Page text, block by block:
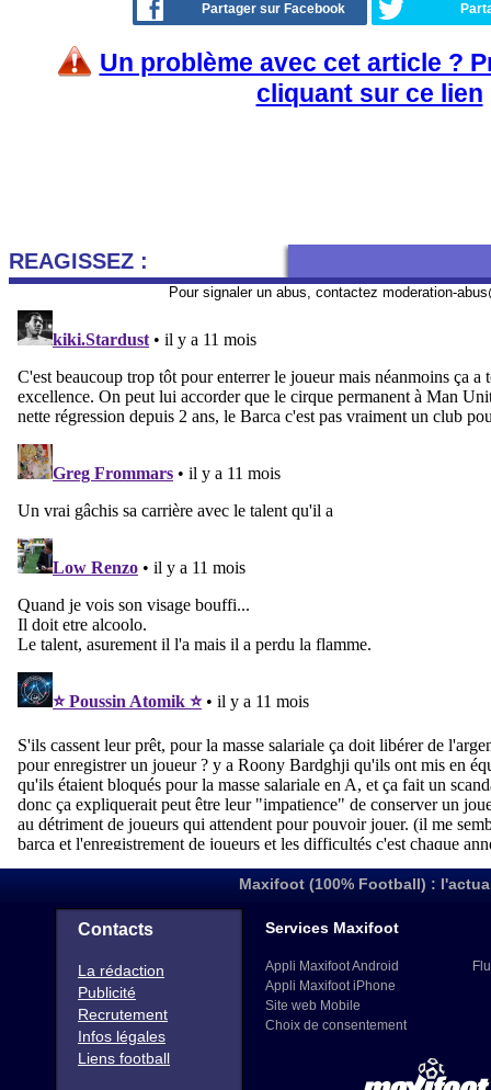
Partager sur Facebook
Un problème avec cet article ?
cliquant sur ce lien
REAGISSEZ :
Pour signaler un abus, contactez moderation-
Maxifoot (100% Football) :
Contacts
La rédaction
Publicité
Recrutement
Infos légales
Liens football
Services Maxifoot
Appli Maxifoot Android
Appli Maxifoot iPhone
Site web Mobile
Choix de consentement